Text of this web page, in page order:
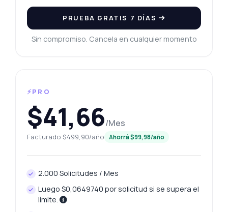
PRUEBA GRATIS 7 DÍAS
Sin compromiso. Cancela en cualquier momento
⚡PRO
$41,66/Mes
Facturado $499,90/año Ahorrá $99,98/año
2.000 Solicitudes / Mes
Luego $0,0649740 por solicitud si se supera el
límite.